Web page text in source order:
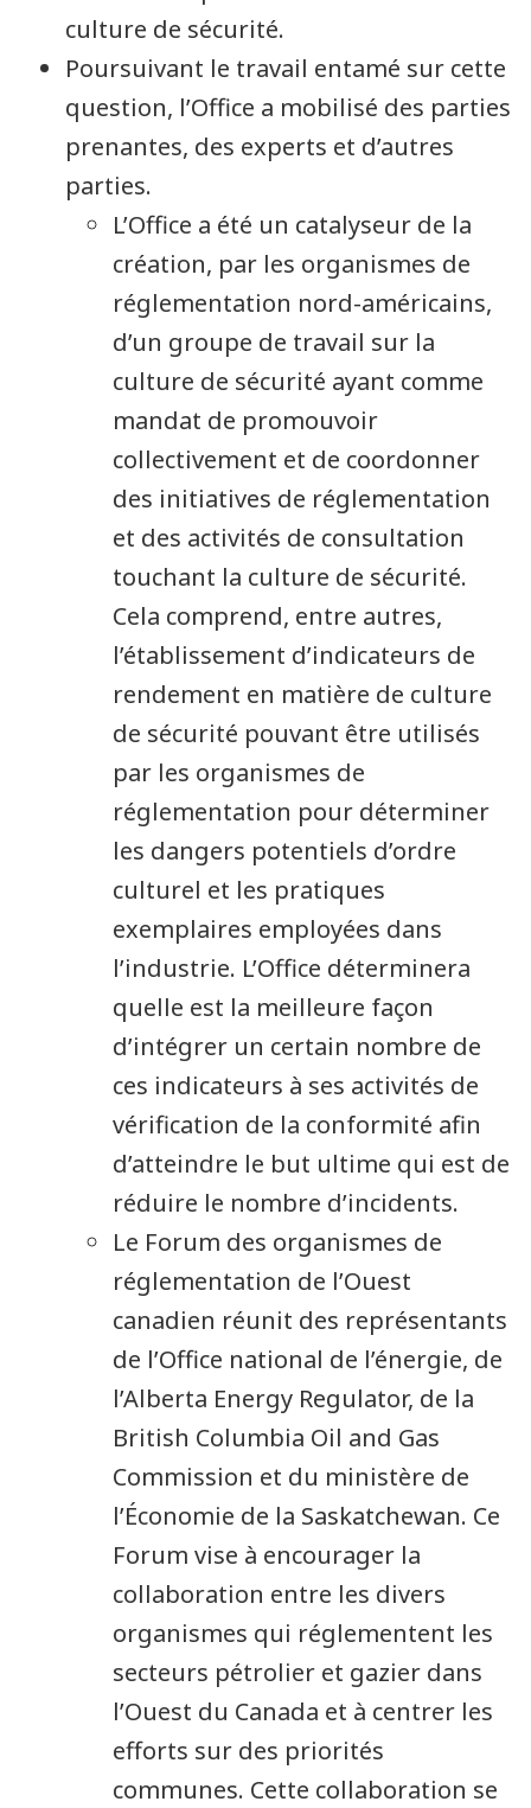
culture de sécurité.
Poursuivant le travail entamé sur cette
question, l’Office a mobilisé des parties
prenantes, des experts et d’autres
parties.
L’Office a été un catalyseur de la
création, par les organismes de
réglementation nord-américains,
d’un groupe de travail sur la
culture de sécurité ayant comme
mandat de promouvoir
collectivement et de coordonner
des initiatives de réglementation
et des activités de consultation
touchant la culture de sécurité.
Cela comprend, entre autres,
l’établissement d’indicateurs de
rendement en matière de culture
de sécurité pouvant être utilisés
par les organismes de
réglementation pour déterminer
les dangers potentiels d’ordre
culturel et les pratiques
exemplaires employées dans
l’industrie. L’Office déterminera
quelle est la meilleure façon
d’intégrer un certain nombre de
ces indicateurs à ses activités de
vérification de la conformité afin
d’atteindre le but ultime qui est de
réduire le nombre d’incidents.
Le Forum des organismes de
réglementation de l’Ouest
canadien réunit des représentants
de l’Office national de l’énergie, de
l’Alberta Energy Regulator, de la
British Columbia Oil and Gas
Commission et du ministère de
l’Économie de la Saskatchewan. Ce
Forum vise à encourager la
collaboration entre les divers
organismes qui réglementent les
secteurs pétrolier et gazier dans
l’Ouest du Canada et à centrer les
efforts sur des priorités
communes. Cette collaboration se